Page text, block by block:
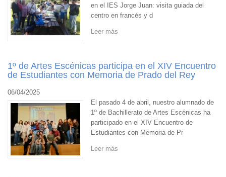
en el IES Jorge Juan: visita guiada del
centro en francés y d
Leer más
1º de Artes Escénicas participa en el XIV Encuentro
de Estudiantes con Memoria de Prado del Rey
06/04/2025
El pasado 4 de abril, nuestro alumnado de
1º de Bachillerato de Artes Escénicas ha
participado en el XIV Encuentro de
Estudiantes con Memoria de Pr
Leer más